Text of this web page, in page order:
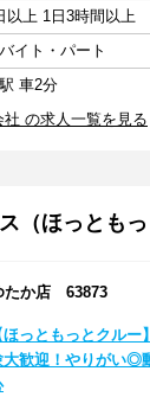
以上 1日3時間以上
イト・パート
車2分
社 の求人一覧を見る
（ほっともっ
たか店 63873
ほっともっとクル
大歓迎！やりがい◎